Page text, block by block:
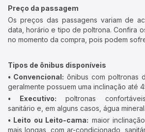
Preço da passagem
Os preços das passagens variam de
data, horário e tipo de poltrona. Confira
no momento da compra, pois podem
Tipos de ônibus disponíveis
• Convencional: ônibus com poltronas
geralmente possuem uma inclinação até
• Executivo: poltronas
sanitário e, em alguns casos, água mineral.
• Leito ou Leito-cama: maior
mais longas, com ar-condicionado,